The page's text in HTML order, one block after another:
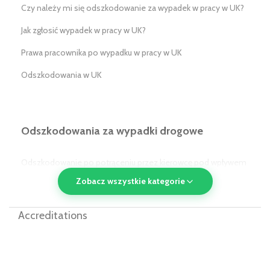
Czy należy mi się odszkodowanie za wypadek w pracy w UK?
Jak zgłosić wypadek w pracy w UK?
Prawa pracownika po wypadku w pracy w UK
Odszkodowania w UK
Odszkodowania za wypadki drogowe
alkoholu/narkotyków w UK
Odszkodowanie po potrąceniu przez pojazd komunikacji
publicznej w UK
Zobacz wszystkie kategorie
Accreditations